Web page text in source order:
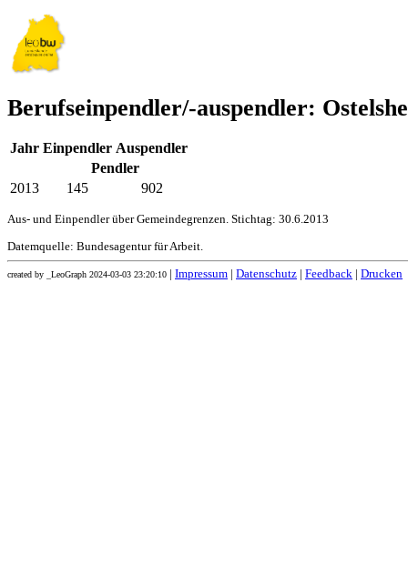
Berufseinpendler/-auspendler:
Jahr Einpendler Auspendler
Pendler
2013
145 902
Aus- und Einpendler über Gemeindegrenzen. Stichtag: 30.6.2013
Datemquelle: Bundesagentur für Arbeit.
created by _LeoGraph 2024-03-03 23:20:10 Impressum Datenschutz Feedback Drucken